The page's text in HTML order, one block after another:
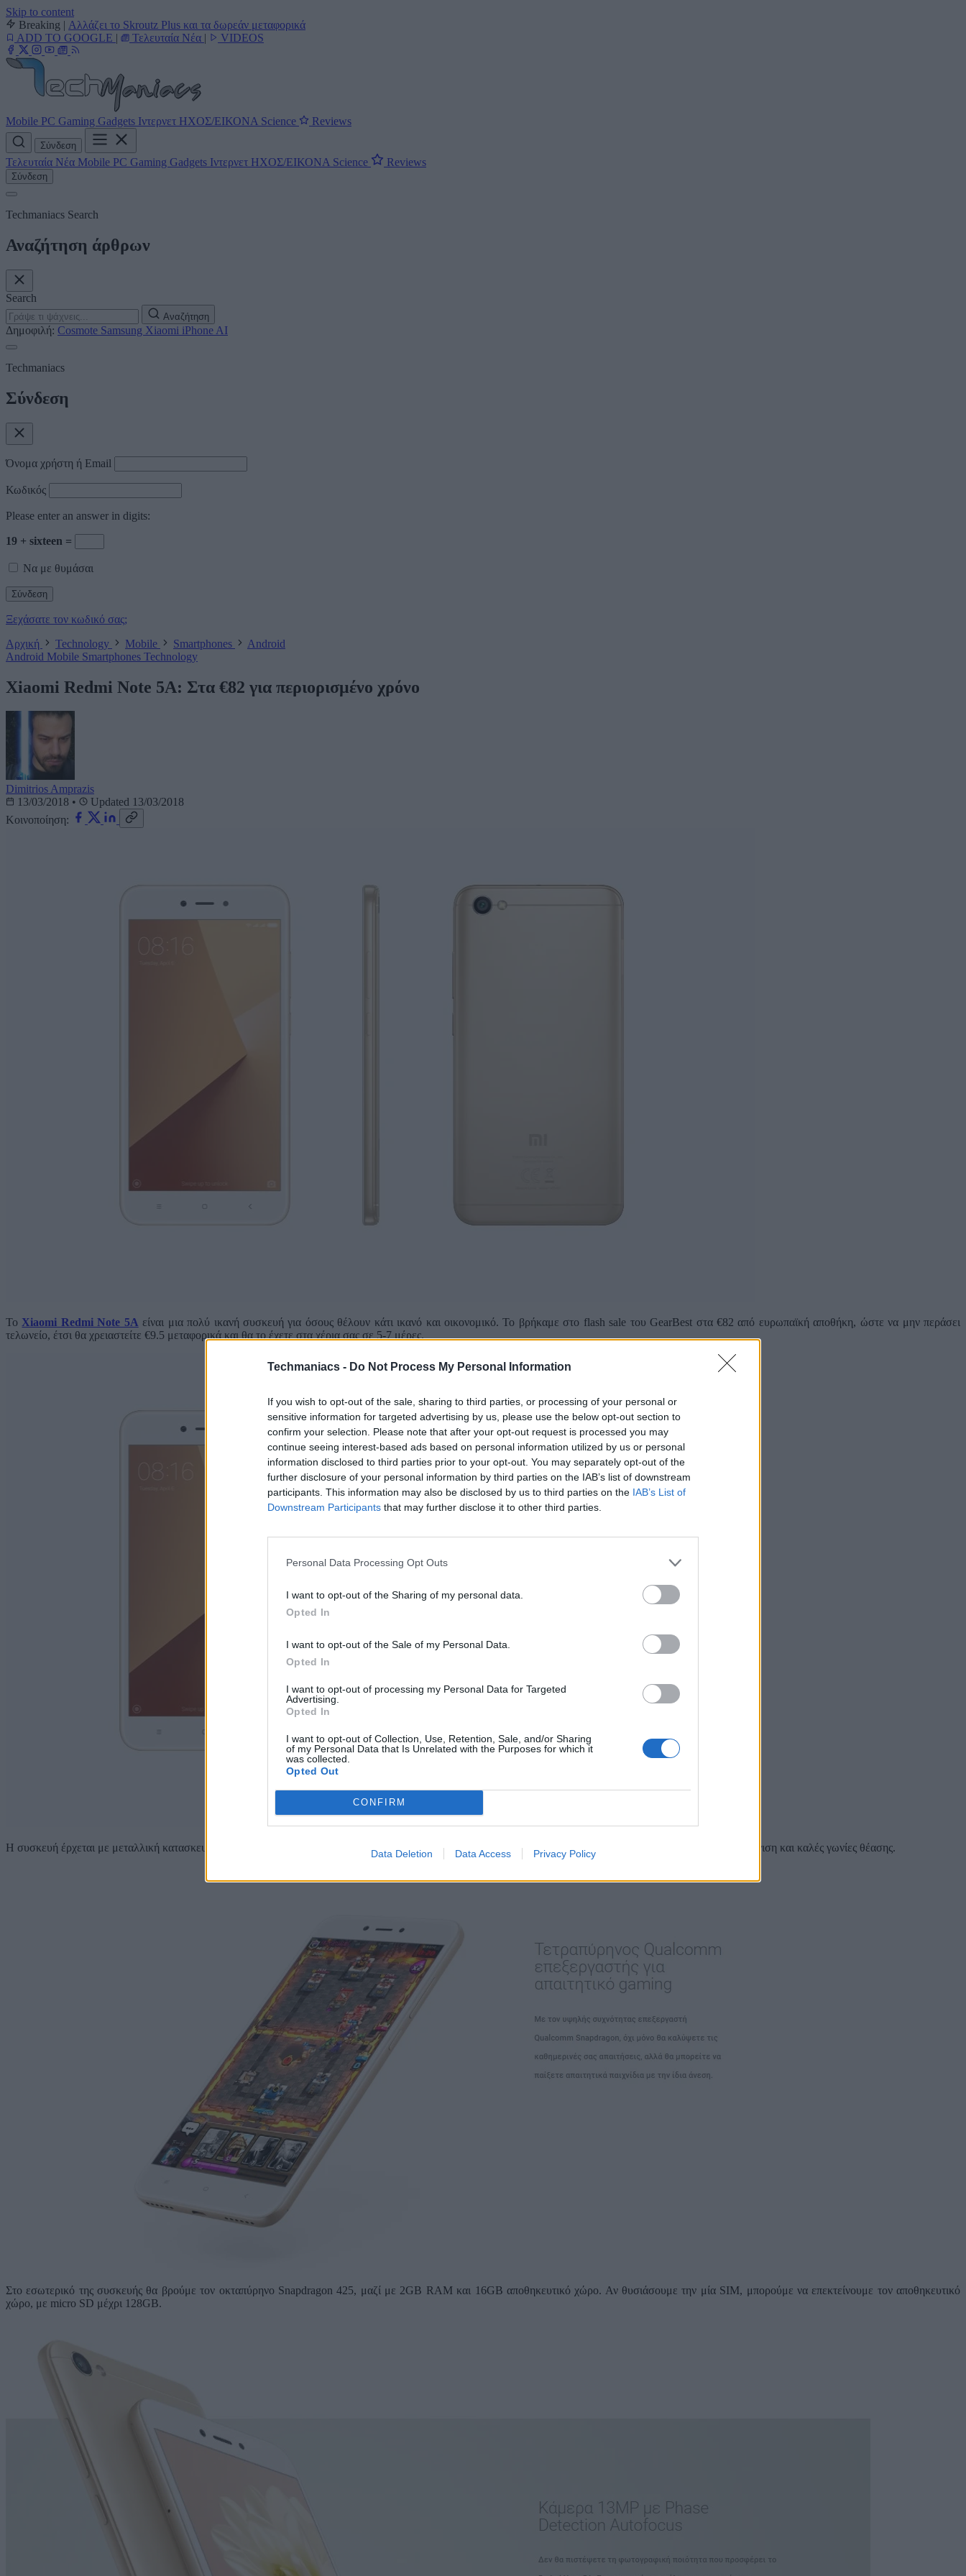
Techmaniacs - Do Not Process My Personal Information
If you wish to opt-out of the sale, sharing to third parties, or processing of your personal or
sensitive information for targeted advertising by us, please use the below opt-out section to
confirm your selection. Please note that after your opt-out request is processed you may
continue seeing interest-based ads based on personal information utilized by us or personal
information disclosed to third parties prior to your opt-out. You may separately opt-out of the
further disclosure of your personal information by third parties on the IAB’s list of downstream
participants. This information may also be disclosed by us to third parties on the IAB’s List of
Downstream Participants that may further disclose it to other third parties.
Personal Data Processing Opt Outs
I want to opt-out of the Sharing of my personal data.
Opted In
I want to opt-out of the Sale of my Personal Data.
Opted In
I want to opt-out of processing my Personal Data for Targeted
Advertising.
Opted In
I want to opt-out of Collection, Use, Retention, Sale, and/or Sharing
of my Personal Data that Is Unrelated with the Purposes for which it
was collected.
Opted Out
CONFIRM
Data Deletion Data Access Privacy Policy
Skip to content
Breaking | Αλλάζει το Skroutz Plus και τα δωρεάν μεταφορικά
ADD TO GOOGLE | Τελευταία Νέα | VIDEOS
Mobile PC Gaming Gadgets Ιντερνετ ΗΧΟΣ/ΕΙΚΟΝΑ Science Reviews
Σύνδεση
Τελευταία Νέα Mobile PC Gaming Gadgets Ιντερνετ ΗΧΟΣ/ΕΙΚΟΝΑ Science Reviews
Σύνδεση
Techmaniacs Search
Αναζήτηση άρθρων
Search
Αναζήτηση
Δημοφιλή: Cosmote Samsung Xiaomi iPhone AI
Techmaniacs
Σύνδεση
Όνομα χρήστη ή Email
Κωδικός
Please enter an answer in digits:
19 + sixteen =
Να με θυμάσαι
Ξεχάσατε τον κωδικό σας;
Αρχική
Technology Mobile Smartphones
Android
Android Mobile Smartphones Technology
Xiaomi Redmi Note 5A: Στα €82 για περιορισμένο χρόνο
Dimitrios Amprazis
13/03/2018 •
Updated 13/03/2018
Κοινοποίηση:
ΤοXiaomi Redmi Note 5A είναι μια πολύ ικανή συσκευή για όσους θέλουν κάτι ικανό και οικονομικό. Το βρήκαμε στο flash sale του GearBest στα €82 από ευρωπαϊκή αποθήκη, ώστε να μην περάσει
τελωνείο, έτσι θα χρειαστείτε €9.5 μεταφορικά και θα το έχετε στα χέρια σας σε 5-7 μέρες.
Η συσκευή έρχεται με μεταλλική κατασκευή και οθόνη 5.5 ίντσες, ανάλυσης HD. Η τεχνολογία της οθόνης είναι IPS LCD, που προσφέρει καλή χρωματική απεικόνιση και καλές γωνίες θέασης.
Στο εσωτερικό της συσκευής θα βρούμε τον οκταπύρηνο Snapdragon 425, μαζί με 2GB RAM και 16GB αποθηκευτικό χώρο. Αν θυσιάσουμε την μία SIM, μπορούμε να επεκτείνουμε τον αποθηκευτικό
χώρο, με micro SD μέχρι 128GB.